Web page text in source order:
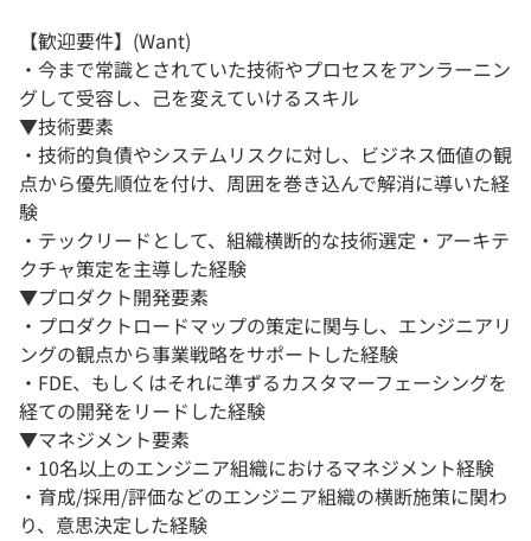
【歓迎要件】(Want)
・今まで常識とされていた技術やプロセスをアンラーニン
グして受容し、己を変えていけるスキル
▼技術要素
・技術的負債やシステムリスクに対し、ビジネス価値の観
点から優先順位を付け、周囲を巻き込んで解消に導いた経
験
・テックリードとして、組織横断的な技術選定・アーキテ
クチャ策定を主導した経験
▼プロダクト開発要素
・プロダクトロードマップの策定に関与し、エンジニアリ
ングの観点から事業戦略をサポートした経験
・FDE、もしくはそれに準ずるカスタマーフェーシングを
経ての開発をリードした経験
▼マネジメント要素
・10名以上のエンジニア組織におけるマネジメント経験
・育成/採用/評価などのエンジニア組織の横断施策に関わ
り、意思決定した経験